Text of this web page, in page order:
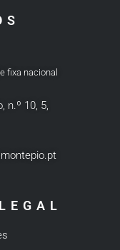
fixa nacional
n.º 10, 5,